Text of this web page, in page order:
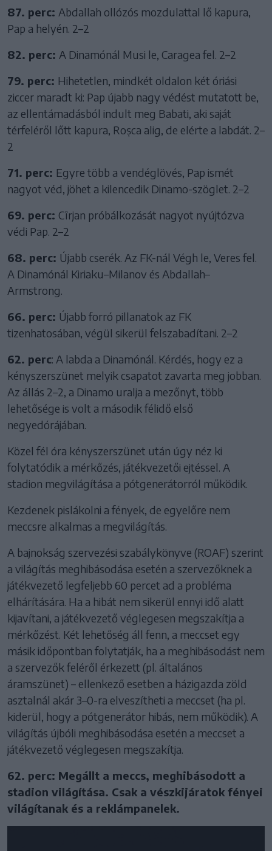
87. perc: Abdallah ollózós mozdulattal lő kapura,
Pap a helyén. 2–2
82. perc: A Dinamónál Musi le, Caragea fel. 2–2
79. perc: Hihetetlen, mindkét oldalon két óriási
ziccer maradt ki: Pap újabb nagy védést mutatott be,
az ellentámadásból indult meg Babati, aki saját
térfeléről lőtt kapura, Roșca alig, de elérte a labdát. 2–
2
71. perc: Egyre több a vendéglövés, Pap ismét
nagyot véd, jöhet a kilencedik Dinamo-szöglet. 2–2
69. perc: Cîrjan próbálkozását nagyot nyújtózva
védi Pap. 2–2
68. perc: Újabb cserék. Az FK-nál Végh le, Veres fel.
A Dinamónál Kiriaku–Milanov és Abdallah–
Armstrong.
66. perc: Újabb forró pillanatok az FK
tizenhatosában, végül sikerül felszabadítani. 2–2
62. perc: A labda a Dinamónál. Kérdés, hogy ez a
kényszerszünet melyik csapatot zavarta meg jobban.
Az állás 2–2, a Dinamo uralja a mezőnyt, több
lehetősége is volt a második félidő első
negyedórájában.
Közel fél óra kényszerszünet után úgy néz ki
folytatódik a mérkőzés, játékvezetői ejtéssel. A
stadion megvilágítása a pótgenerátorról működik.
Kezdenek pislákolni a fények, de egyelőre nem
meccsre alkalmas a megvilágítás.
A bajnokság szervezési szabálykönyve (ROAF) szerint
a világítás meghibásodása esetén a szervezőknek a
játékvezető legfeljebb 60 percet ad a probléma
elhárítására. Ha a hibát nem sikerül ennyi idő alatt
kijavítani, a játékvezető véglegesen megszakítja a
mérkőzést. Két lehetőség áll fenn, a meccset egy
másik időpontban folytatják, ha a meghibásodást nem
a szervezők feléről érkezett (pl. általános
áramszünet) – ellenkező esetben a házigazda zöld
asztalnál akár 3–0-ra elveszítheti a meccset (ha pl.
kiderül, hogy a pótgenerátor hibás, nem működik). A
világítás újbóli meghibásodása esetén a meccset a
játékvezető véglegesen megszakítja.
62. perc: Megállt a meccs, meghibásodott a
stadion világítása. Csak a vészkijáratok fényei
világítanak és a reklámpanelek.